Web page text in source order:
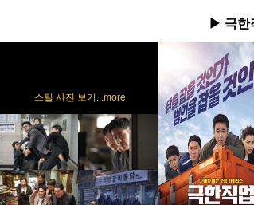
▶ 극한
스틸 사진 보기...more